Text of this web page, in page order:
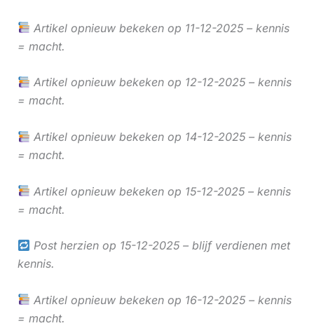
Artikel opnieuw bekeken op 11-12-2025 – kennis
= macht.
Artikel opnieuw bekeken op 12-12-2025 – kennis
= macht.
Artikel opnieuw bekeken op 14-12-2025 – kennis
= macht.
Artikel opnieuw bekeken op 15-12-2025 – kennis
= macht.
Post herzien op 15-12-2025 – blijf verdienen met
kennis.
Artikel opnieuw bekeken op 16-12-2025 – kennis
= macht.